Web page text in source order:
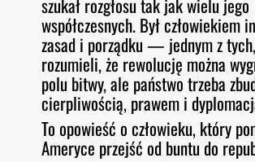
szukał rozgłosu tak jak wielu jego
współczesnych. Był człowiekiem
zasad i porządku — jednym z
rozumieli, że rewolucję można
polu bitwy, ale państwo trzeba
cierpliwością, prawem i
To opowieść o człowieku, który
Ameryce przejść od buntu do